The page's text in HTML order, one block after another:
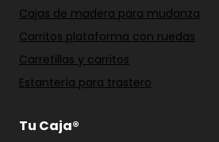
Cajas de madera para mudanza
Carritos plataforma con ruedas
Carretillas y carritos
Estantería para trastero
Tu Caja®